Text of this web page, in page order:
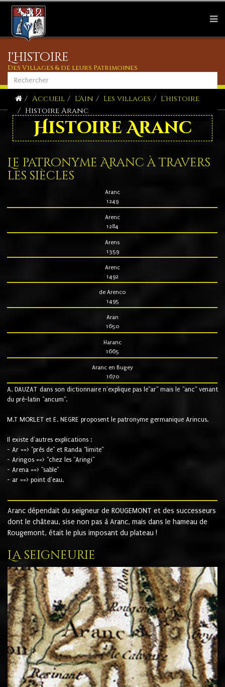
L'histoire
Des Villages & de leurs Patrimoines
Accueil L'Ain Les villages
L'histoire
Histoire Aranc
Histoire Aranc
Le patronyme Aranc à travers
les siècles
Aranc
1249
Arenc
1284
Arens
1359
Arenc
1492
de Arenco
1495
Aran
1650
Haranc
1665
Aranc en Bugey
1670
A. DAUZAT dans son dictionnaire n'explique pas le"ar" mais le "anc" venant
du pré-latin "ancum".
M.T MORLET et E. NEGRE proposent le patronyme germanique Arincus.
Il existe d'autres explications :
- Ar ==> "près de" et Randa "limite"
- Aringos ==> "chez les "Aringi"
- Arena ==> "sable"
- ar ==> point d'eau.
Aranc dépendait du seigneur de ROUGEMONT et des successeurs
dont le château, sise non pas à Aranc, mais dans le hameau de
Rougemont, était le plus imposant du plateau !
La seigneurie